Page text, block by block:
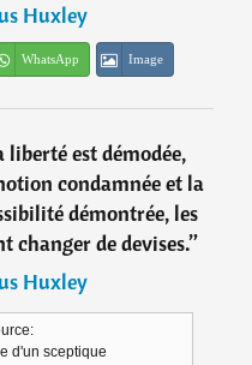
Huxley
WhatsApp Image
est démodée,
condamnée et la
démontrée, les
changer de devises.”
Huxley
d'un sceptique